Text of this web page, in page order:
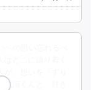
浅沼くんと、好き